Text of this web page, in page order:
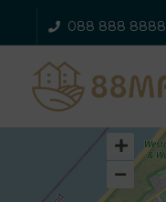
088 888 8888